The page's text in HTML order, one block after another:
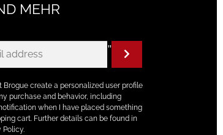
MEHR
"
Brogue create a personalized user profile
purchase and behavior, including
when I have placed something
cart. Further details can be found in
Policy.